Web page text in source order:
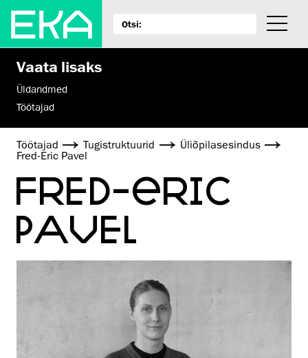
Vaata lisaks
Üldandmed
Töötajad
Töötajad Tugistruktuurid
Üli­õpilas­esindus
Fred-Eric Pavel
FRED-ERIC
PAVEL